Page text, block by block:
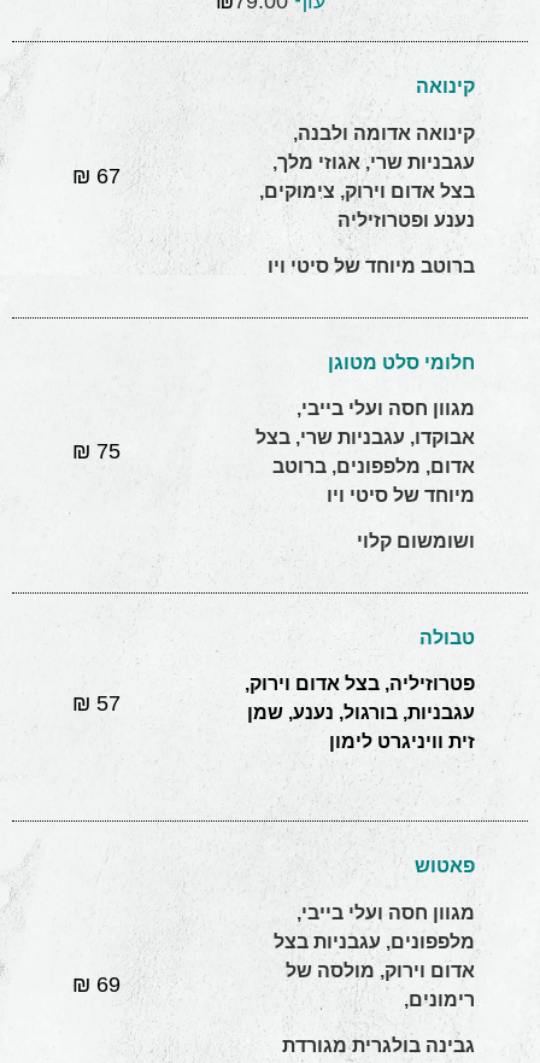
קינואה
קינואה אדומה ולבנה,
עגבניות שרי, אגוזי מלך,
בצל אדום וירוק, צימוקים,
נענע ופטרוזיליה
ברוטב מיוחד של סיטי ויו
67 ₪
חלומי סלט מטוגן
מגוון חסה ועלי בייבי,
אבוקדו, עגבניות שרי, בצל
אדום, מלפפונים, ברוטב
מיוחד של סיטי ויו
ושומשום קלוי
75 ₪
טבולה
פטרוזיליה, בצל אדום וירוק,
עגבניות, בורגול, נענע, שמן
זית וויניגרט לימון
57 ₪
פאטוש
מגוון חסה ועלי בייבי,
מלפפונים, עגבניות בצל
אדום וירוק, מולסה של
רימונים,
גבינה בולגרית מגורדת
69 ₪